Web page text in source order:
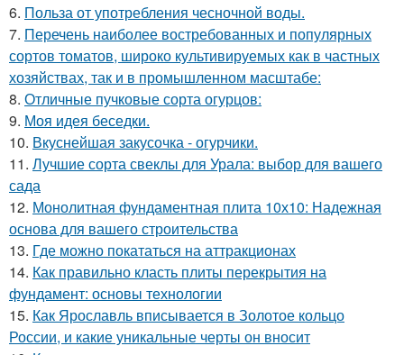
6. Польза от употребления чесночной воды.
7. Перечень наиболее востребованных и популярных
сортов томатов, широко культивируемых как в частных
хозяйствах, так и в промышленном масштабе:
8. Отличные пучковые сорта огурцов:
9. Моя идея беседки.
10. Вкуснейшая закусочка - огурчики.
11. Лучшие сорта свеклы для Урала: выбор для вашего
сада
12. Монолитная фундаментная плита 10х10: Надежная
основа для вашего строительства
13. Где можно покататься на аттракционах
14. Как правильно класть плиты перекрытия на
фундамент: основы технологии
15. Как Ярославль вписывается в Золотое кольцо
России, и какие уникальные черты он вносит